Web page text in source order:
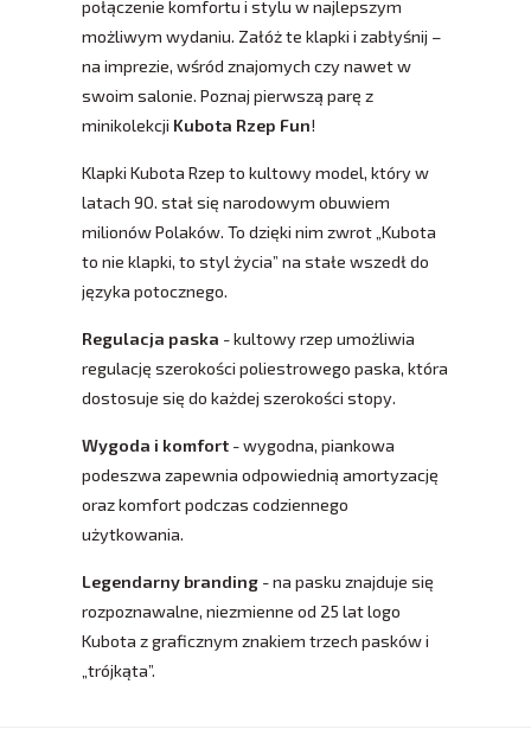
połączenie komfortu i stylu w najlepszym
możliwym wydaniu. Załóż te klapki i zabłyśnij –
na imprezie, wśród znajomych czy nawet w
swoim salonie. Poznaj pierwszą parę z
minikolekcji Kubota Rzep Fun!
Klapki Kubota Rzep to kultowy model, który w
latach 90. stał się narodowym obuwiem
milionów Polaków. To dzięki nim zwrot „Kubota
to nie klapki, to styl życia” na stałe wszedł do
języka potocznego.
Regulacja paska - kultowy rzep umożliwia
regulację szerokości poliestrowego paska, która
dostosuje się do każdej szerokości stopy.
Wygoda i komfort - wygodna, piankowa
podeszwa zapewnia odpowiednią amortyzację
oraz komfort podczas codziennego
użytkowania.
Legendarny branding - na pasku znajduje się
rozpoznawalne, niezmienne od 25 lat logo
Kubota z graficznym znakiem trzech pasków i
„trójkąta”.